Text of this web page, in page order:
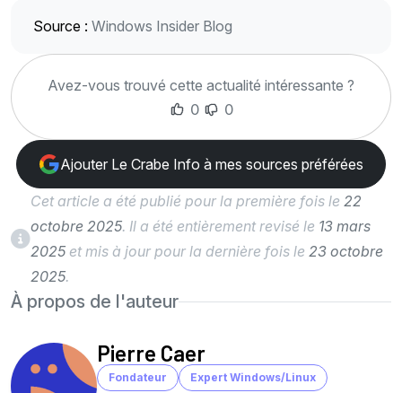
Source : Windows Insider Blog
Avez-vous trouvé cette actualité intéressante ?
0
0
Ajouter Le Crabe Info à mes sources préférées
Cet article a été publié pour la première fois le 22
octobre 2025. Il a été entièrement revisé le 13 mars
2025 et mis à jour pour la dernière fois le 23 octobre
2025.
À propos de l'auteur
Pierre Caer
Fondateur Expert Windows/Linux